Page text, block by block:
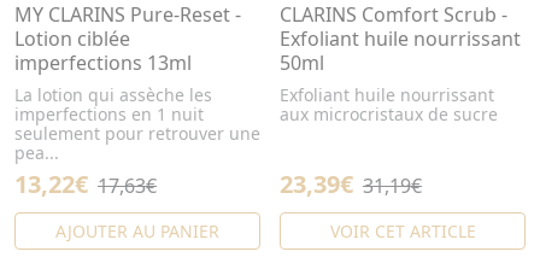
MY CLARINS Pure-Reset -
Lotion ciblée
imperfections 13ml
La lotion qui assèche les
imperfections en 1 nuit
seulement pour retrouver une
pea...
13,22€ 17,63€
AJOUTER AU PANIER
CLARINS Comfort Scrub -
Exfoliant huile nourrissant
50ml
Exfoliant huile nourrissant
aux microcristaux de sucre
23,39€ 31,19€
VOIR CET ARTICLE